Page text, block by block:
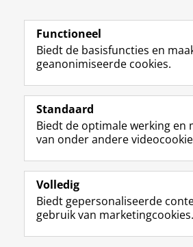
Volg de RUG
F
a
e
b
o
p
a
i
L
i
k
e
I
-
p
g
Studiekiezers
Alumni
Over ons
Functioneel
Biedt de basisfuncties en
geanonimiseerde cookies.
Standaard
Biedt de optimale werking en
van onder andere
Volledig
Biedt gepersonaliseerde
gebruik van marketingcookies.